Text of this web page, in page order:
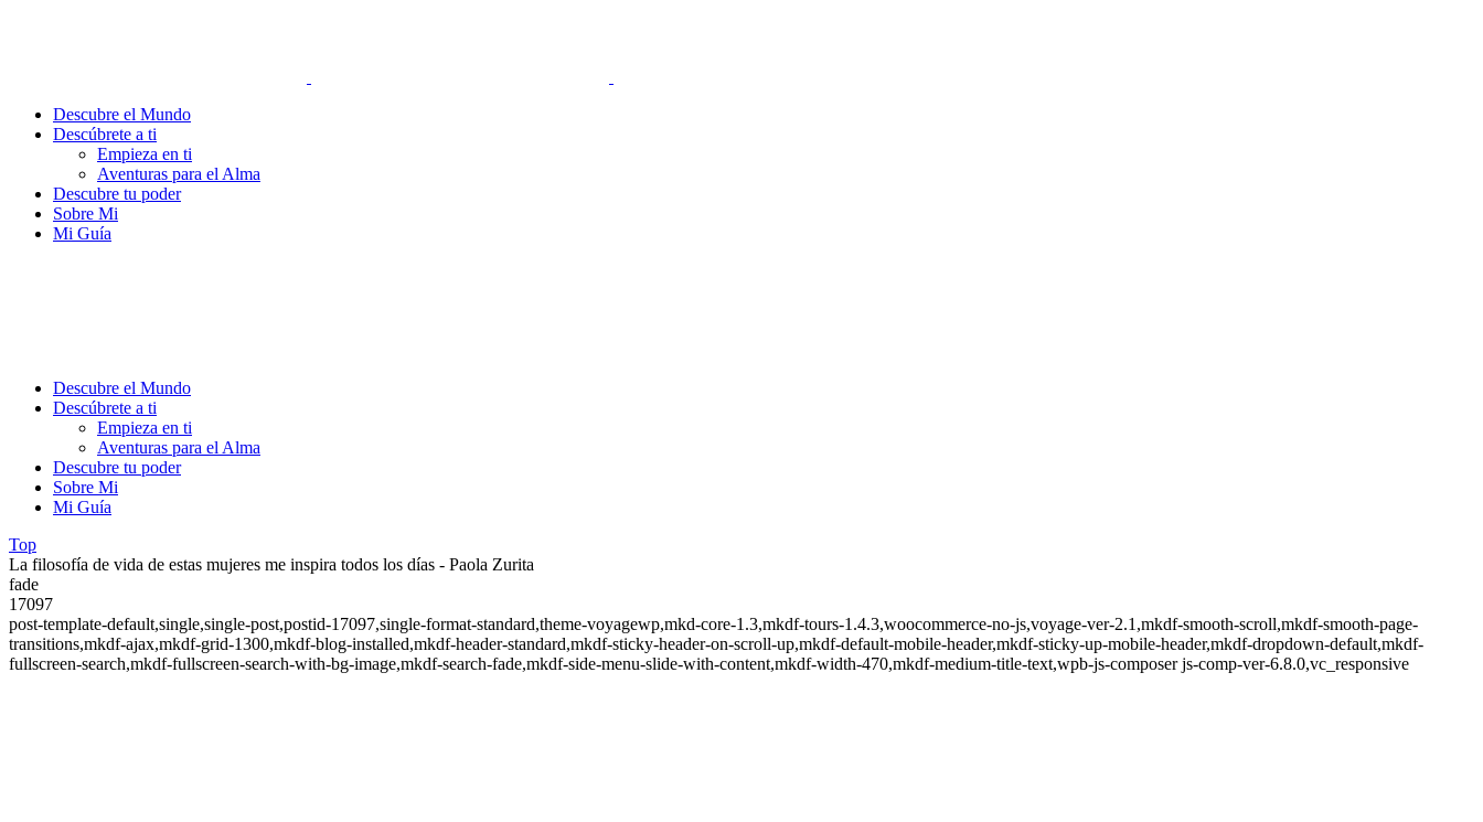
Descubre el Mundo
Descúbrete a ti
Empieza en ti
Aventuras para el Alma
Descubre tu poder
Sobre Mi
Mi Guía
Descubre el Mundo
Descúbrete a ti
Empieza en ti
Aventuras para el Alma
Descubre tu poder
Sobre Mi
Mi Guía
Top
La filosofía de vida de estas mujeres me inspira todos los días - Paola Zurita
fade
17097
post-template-default,single,single-post,postid-17097,single-format-standard,theme-voyagewp,mkd-core-1.3,mkdf-tours-1.4.3,woocommerce-no-js,voyage-ver-2.1,mkdf-smooth-scroll,mkdf-smooth-page-
transitions,mkdf-ajax,mkdf-grid-1300,mkdf-blog-installed,mkdf-header-standard,mkdf-sticky-header-on-scroll-up,mkdf-default-mobile-header,mkdf-sticky-up-mobile-header,mkdf-dropdown-default,mkdf-
fullscreen-search,mkdf-fullscreen-search-with-bg-image,mkdf-search-fade,mkdf-side-menu-slide-with-content,mkdf-width-470,mkdf-medium-title-text,wpb-js-composer js-comp-ver-6.8.0,vc_responsive